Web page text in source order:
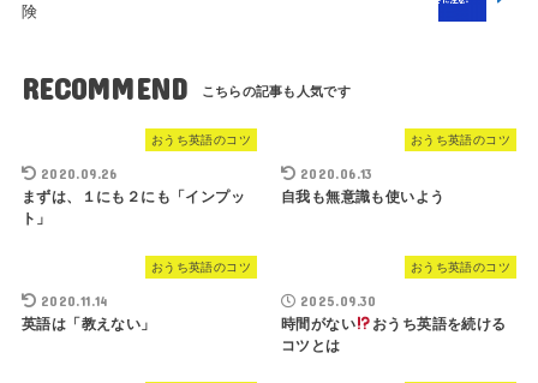
険
RECOMMEND
おうち英語のコツ
2020.09.26
まずは、１にも２にも「インプッ
ト」
おうち英語のコツ
2020.06.13
自我も無意識も使いよう
おうち英語のコツ
2020.11.14
英語は「教えない」
おうち英語のコツ
2025.09.30
時間がない
おうち英語を続ける
コツとは